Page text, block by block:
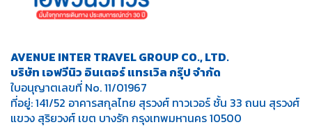
AVENUE INTER TRAVEL GROUP CO., LTD.
บริษัท เอฟวีนิว อินเตอร์ แทรเวิล กรุ๊ป จำกัด
ใบอนุญาตเลขที่ No. 11/01967
ที่อยู่: 141/52 อาคารสกุลไทย สุรวงศ์ ทาวเวอร์ ชั้น 33 ถนน สุรวงศ์
แขวง สุริยวงศ์ เขต บางรัก กรุงเทพมหานคร 10500